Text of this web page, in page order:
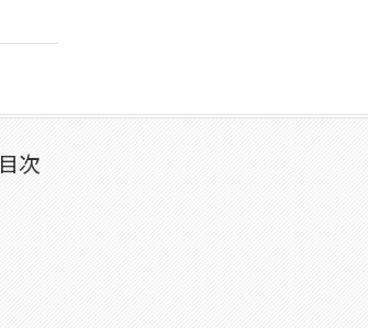
目次